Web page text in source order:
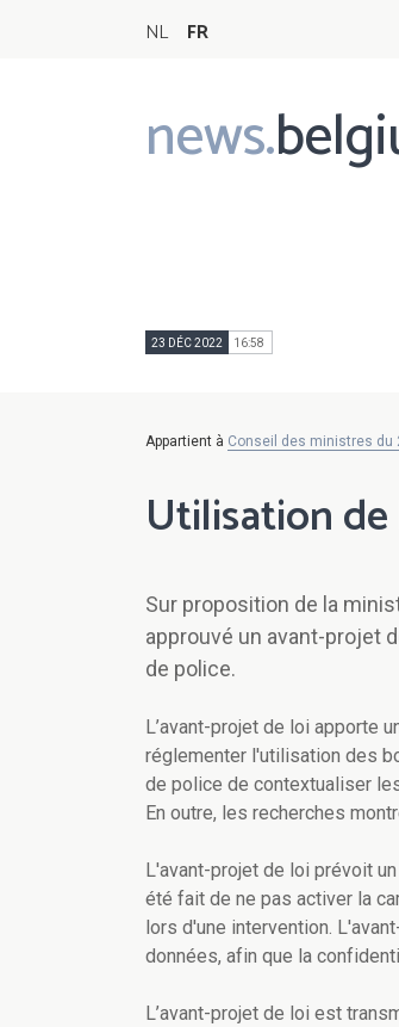
NL FR
news.
Main
navigation
23 DÉC 2022 16:58
Appartient à Conseil des ministres du
Utilisation
Sur proposition de la
approuvé un avant-projet
de police.
L’avant-projet de loi apporte
réglementer l'utilisation des
de police de contextualiser
En outre, les recherches
L'avant-projet de loi prévoit
été fait de ne pas activer la
lors d'une intervention.
données, afin que la
L’avant-projet de loi est